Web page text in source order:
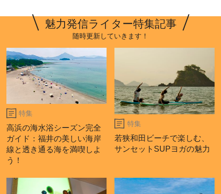
魅力発信ライター特集記事
随時更新していきます！
特集
高浜の海水浴シーズン完全
ガイド：福井の美しい海岸
線と透き通る海を満喫しよ
う！
特集
若狭和田ビーチで楽しむ、
サンセットSUPヨガの魅力